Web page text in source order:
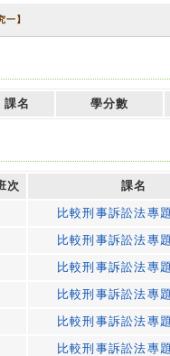
一】
課名 學分數
次
課名
比較刑事訴訟法專
比較刑事訴訟法專
比較刑事訴訟法專
比較刑事訴訟法專
比較刑事訴訟法專
比較刑事訴訟法專